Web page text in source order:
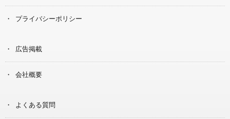
プライバシーポリシー
広告掲載
会社概要
よくある質問